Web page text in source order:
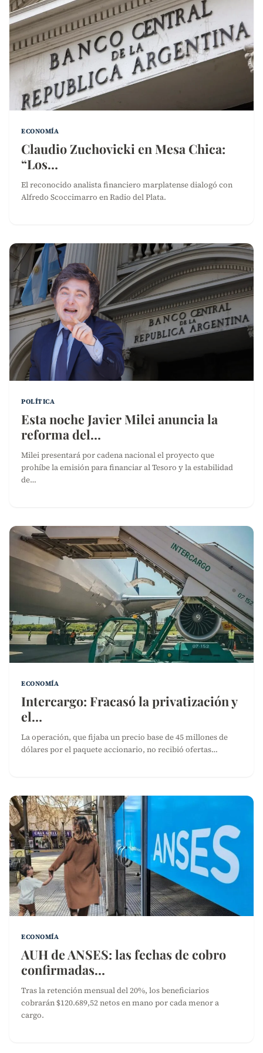
ECONOMÍA
Claudio Zuchovicki en Mesa Chica:
“Los…
El reconocido analista financiero marplatense dialogó con
Alfredo Scoccimarro en Radio del Plata.
POLÍTICA
Esta noche Javier Milei anuncia la
reforma del…
Milei presentará por cadena nacional el proyecto que
prohíbe la emisión para financiar al Tesoro y la estabilidad
de…
ECONOMÍA
Intercargo: Fracasó la privatización y
el…
La operación, que fijaba un precio base de 45 millones de
dólares por el paquete accionario, no recibió ofertas…
ECONOMÍA
AUH de ANSES: las fechas de cobro
confirmadas…
Tras la retención mensual del 20%, los beneficiarios
cobrarán $120.689,52 netos en mano por cada menor a
cargo.